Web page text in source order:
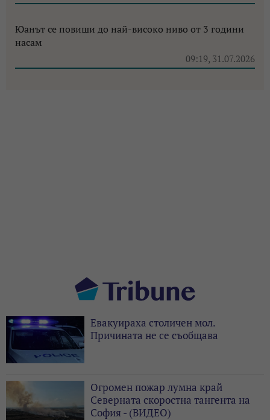
Юанът се повиши до най-високо ниво от 3 години
насам
09:19, 31.07.2026
Евакуираха столичен мол.
Причината не се съобщава
Огромен пожар лумна край
Северната скоростна тангента на
София - (ВИДЕО)